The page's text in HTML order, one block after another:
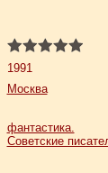
1991
Москва
фантастика.
Советские